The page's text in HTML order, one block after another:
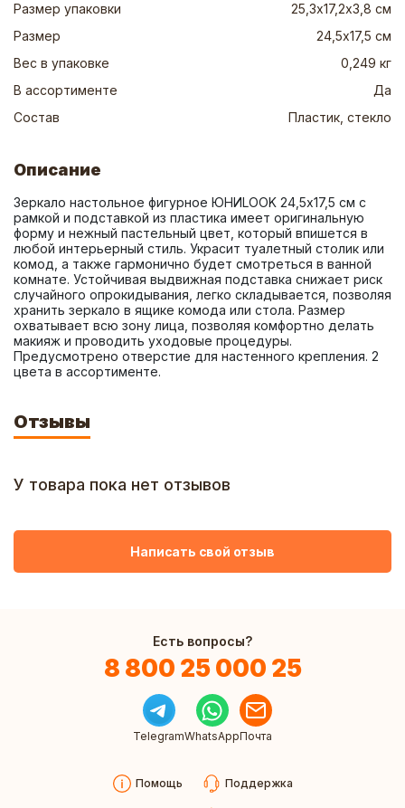
Размер упаковки
25,3х17,2х3,8 см
Размер
24,5х17,5 см
Вес в упаковке
0,249 кг
В ассортименте
Да
Состав
Пластик, стекло
Описание
Зеркало настольное фигурное ЮНИLOOK 24,5х17,5 см с
рамкой и подставкой из пластика имеет оригинальную
форму и нежный пастельный цвет, который впишется в
любой интерьерный стиль. Украсит туалетный столик или
комод, а также гармонично будет смотреться в ванной
комнате. Устойчивая выдвижная подставка снижает риск
случайного опрокидывания, легко складывается, позволяя
хранить зеркало в ящике комода или стола. Размер
охватывает всю зону лица, позволяя комфортно делать
макияж и проводить уходовые процедуры.
Предусмотрено отверстие для настенного крепления. 2
цвета в ассортименте.
Отзывы
У товара пока нет отзывов
Написать свой отзыв
Есть вопросы?
8 800 25 000 25
TelegramWhatsAppПочта
Помощь Поддержка